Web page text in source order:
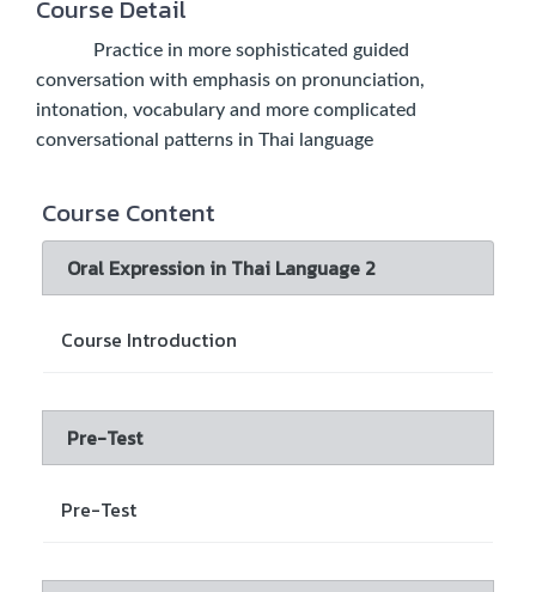
Course Detail
Practice in more sophisticated guided
conversation with emphasis on pronunciation,
intonation, vocabulary and more complicated
conversational patterns in Thai language
Course Content
Oral Expression in Thai Language 2
Course Introduction
Pre-Test
Pre-Test